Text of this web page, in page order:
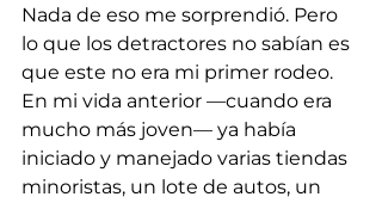
Nada de eso me sorprendió. Pero
lo que los detractores no sabían es
que este no era mi primer rodeo.
En mi vida anterior —cuando era
mucho más joven— ya había
iniciado y manejado varias tiendas
minoristas, un lote de autos, un